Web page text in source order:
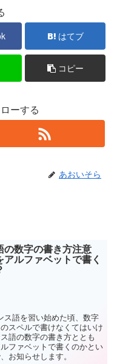
はてブ
コピー
ーする
あおいそら
の数字の書き方注意
アルファベットで書く
ス語を習い始めた頃、数字
スペルで書けなくてはいけ
語の数字の書き方ととも
ファベットで書くのかとい
お知らせします。